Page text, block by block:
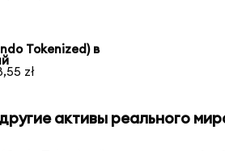
Tokenized) в
zł
активы реального